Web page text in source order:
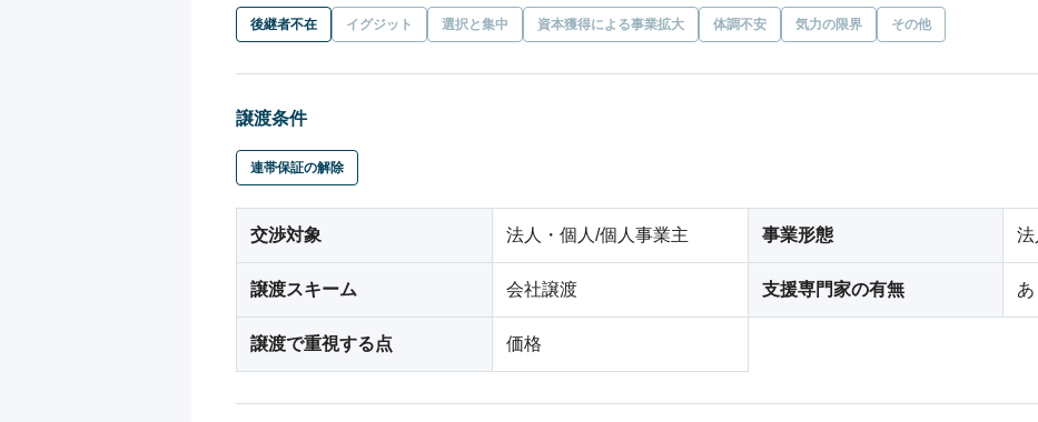
後継者不在 イグジット 選択と集中 資本獲得による事業拡大 体調不安 気力の限界 その他
譲渡条件
連帯保証の解除
交渉対象 法人・個人/個人事業主 事業形態 法
譲渡スキーム 会社譲渡 支援専門家の有無 あ
譲渡で重視する点 価格